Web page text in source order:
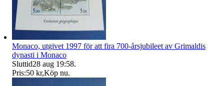
Monaco, utgivet 1997 för att fira 700-årsjubileet av Grimaldis
dynasti i Monaco
Sluttid28 aug 19:58.
Pris:50 kr,Köp nu.